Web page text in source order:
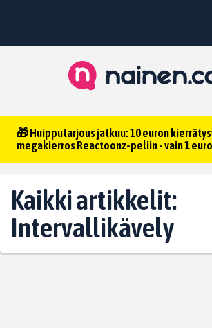
🎁 Huipputarjous jatkuu: 10 euron
megakierros Reactoonz-peliin - vain 1
Kaikki artikkelit:
Intervallikävely